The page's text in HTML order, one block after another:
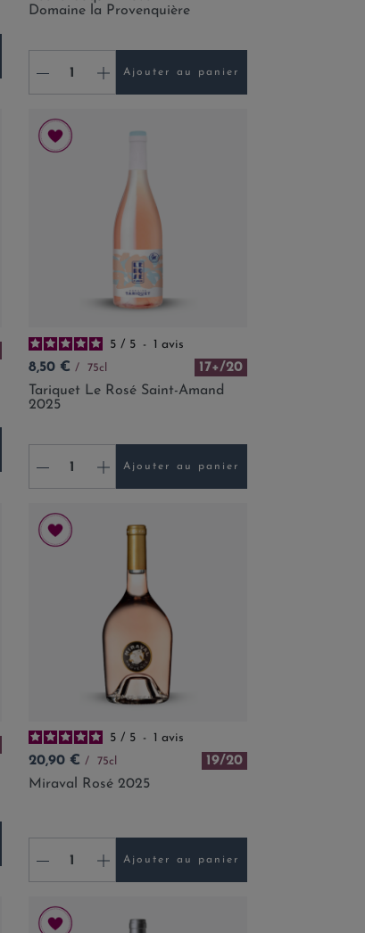
Domaine la Provenquière
- + Ajouter au panier
5 / 5 - 1 avis
Prix
8,50 € 75cl
17+/20
Tariquet Le Rosé Saint-Amand
2025
- + Ajouter au panier
5 / 5 - 1 avis
Prix
20,90 € 75cl
19/20
Miraval Rosé 2025
- + Ajouter au panier